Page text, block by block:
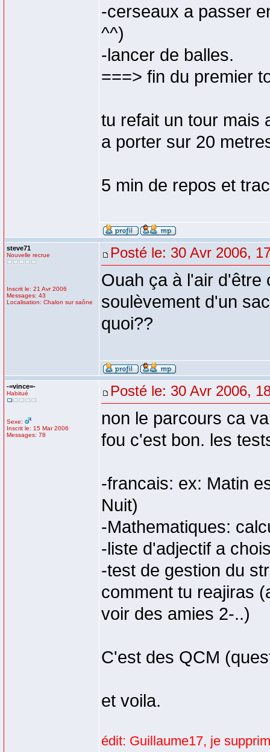
-cerseaux a passer
^^)
-lancer de balles.
===> fin du premier
tu refait un tour mais
a porter sur 20
5 min de repos et
steve71
Nouvelle recrue
Inscrit le: 21 Avr 2006
Messages: 43
Localisation: Chalon sur saône
Posté le: 30 Avr 2006,
Ouah ça à l'air d'être
soulèvement d'un
quoi??
-=vince=-
Habitué
Sexe:
Inscrit le: 15 Mar 2006
Messages: 78
Posté le: 30 Avr 2006,
non le parcours ca
fou c'est bon. les
-francais: ex: Matin
Nuit)
-Mathematiques:
-liste d'adjectif a
-test de gestion du
comment tu reajiras
voir des amies 2-..)
C'est des QCM
et voila.
édit: Guillaume17, je